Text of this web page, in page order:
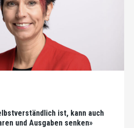
ist, kann auch
und Ausgaben senken»